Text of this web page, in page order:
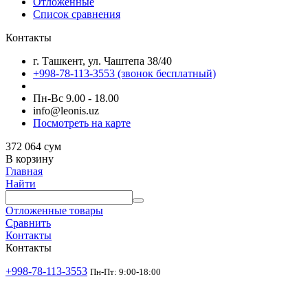
Список сравнения
Контакты
г. Ташкент, ул. Чаштепа 38/40
+998-78-113-3553 (звонок бесплатный)
Пн-Вс 9.00 - 18.00
info@leonis.uz
Посмотреть на карте
372 064 сум
В корзину
Главная
Найти
Отложенные товары
Сравнить
Контакты
Контакты
+998-78-113-3553 Пн-Пт: 9:00-18:00